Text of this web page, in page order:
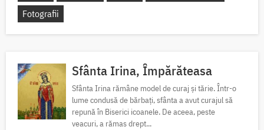
Fotografii
Sfânta Irina, Împărăteasa
Sfânta Irina rămâne model de curaj și tărie. Într-o
lume condusă de bărbați, sfânta a avut curajul să
repună în Biserici icoanele. De aceea, peste
veacuri, a rămas drept...